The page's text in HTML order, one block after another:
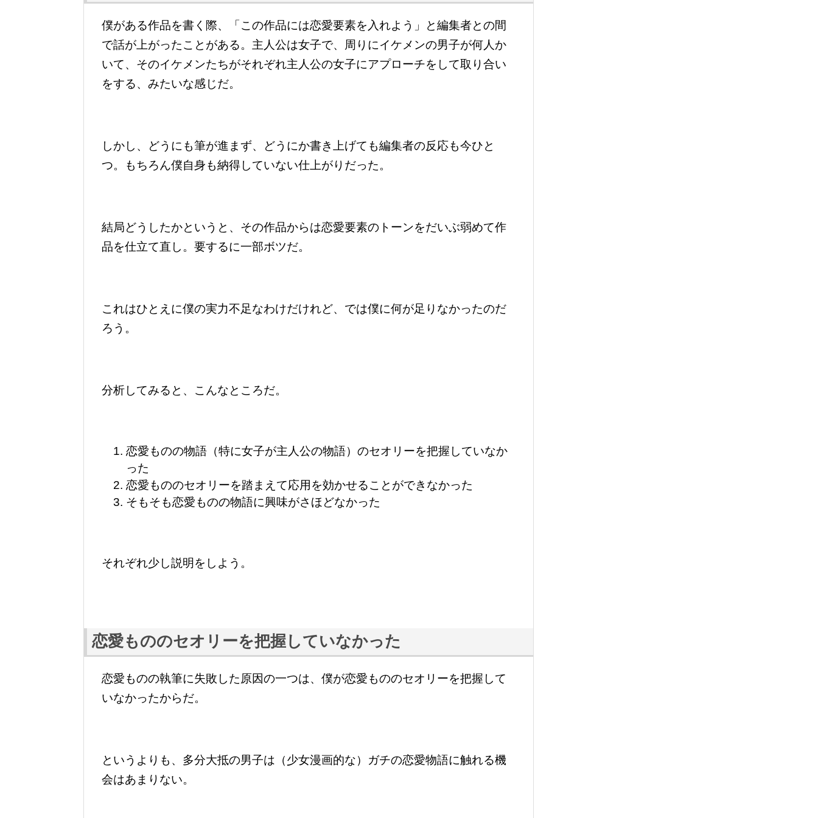
僕がある作品を書く際、「この作品には恋愛要素を入れよう」と編集者との間
で話が上がったことがある。主人公は女子で、周りにイケメンの男子が何人か
いて、そのイケメンたちがそれぞれ主人公の女子にアプローチをして取り合い
をする、みたいな感じだ。
しかし、どうにも筆が進まず、どうにか書き上げても編集者の反応も今ひと
つ。もちろん僕自身も納得していない仕上がりだった。
結局どうしたかというと、その作品からは恋愛要素のトーンをだいぶ弱めて作
品を仕立て直し。要するに一部ボツだ。
これはひとえに僕の実力不足なわけだけれど、では僕に何が足りなかったのだ
ろう。
分析してみると、こんなところだ。
恋愛ものの物語（特に女子が主人公の物語）のセオリーを把握していなか
った
恋愛もののセオリーを踏まえて応用を効かせることができなかった
そもそも恋愛ものの物語に興味がさほどなかった
それぞれ少し説明をしよう。
恋愛もののセオリーを把握していなかった
恋愛ものの執筆に失敗した原因の一つは、僕が恋愛もののセオリーを把握して
いなかったからだ。
というよりも、多分大抵の男子は（少女漫画的な）ガチの恋愛物語に触れる機
会はあまりない。